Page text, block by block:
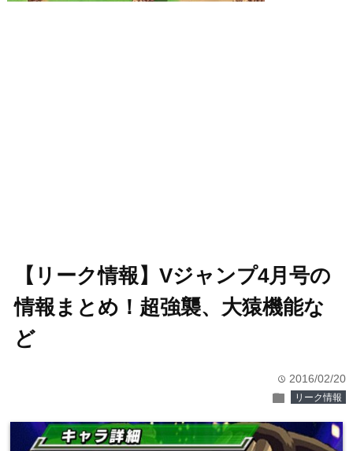
【リーク情報】Vジャンプ4月号の
情報まとめ！超強襲、大猿機能な
ど
time 2016/02/20
folder リーク情報